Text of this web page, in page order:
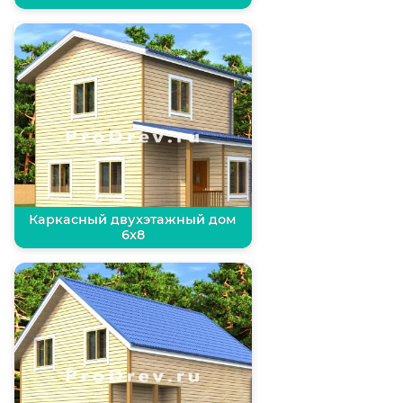
Каркасный двухэтажный дом
6х8